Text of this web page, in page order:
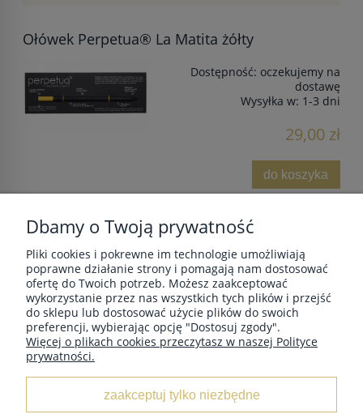
Ołówek Perpetua® La Matita żółty
Dostępność: oczekujemy na
dostawę
Wysyłka w: 1-3 dni
29,00 zł
do koszyka
POMOC
MOJE KONTO
PŁATNOŚCI I DOSTAWA
Dbamy o Twoją prywatność
Pliki cookies i pokrewne im technologie umożliwiają
poprawne działanie strony i pomagają nam dostosować
ofertę do Twoich potrzeb. Możesz zaakceptować
wykorzystanie przez nas wszystkich tych plików i przejść
do sklepu lub dostosować użycie plików do swoich
preferencji, wybierając opcję "Dostosuj zgody".
Więcej o plikach cookies przeczytasz w naszej Polityce
prywatności.
zaakceptuj tylko niezbędne